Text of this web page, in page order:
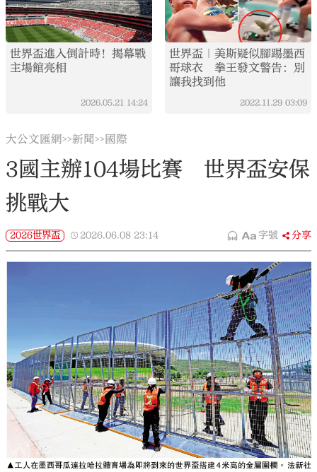
世界盃進入倒計時！揭幕戰
主場館亮相
2026.05.21 14:24
世界盃｜美斯疑似腳踢墨西
哥球衣 拳王發文警告：別
讓我找到他
2022.11.29 03:09
大公文匯網>>新聞>> 國際
3國主辦104場比賽 世界盃安保
挑戰大
2026世界盃 2026.06.08 23:14 字號 分享